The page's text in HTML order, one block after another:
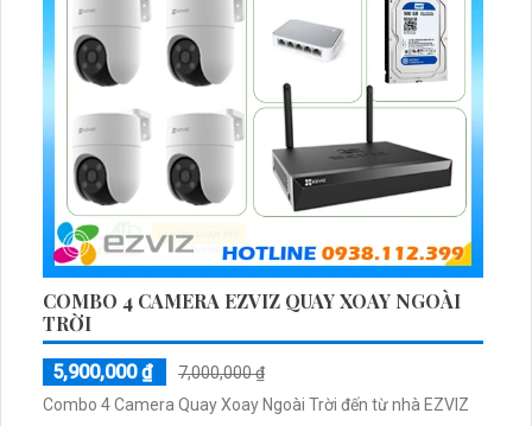
COMBO 4 CAMERA EZVIZ QUAY XOAY NGOÀI
TRỜI
5,900,000 ₫
7,000,000 ₫
Combo 4 Camera Quay Xoay Ngoài Trời đến từ nhà EZVIZ